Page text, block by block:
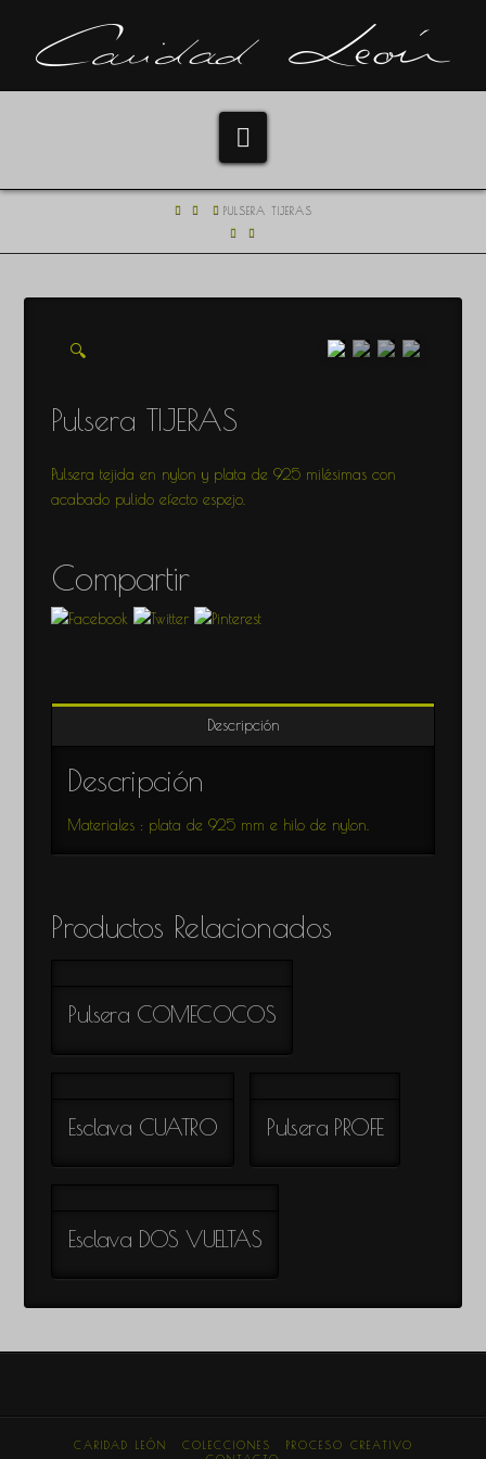
HOME PULSERA TIJERAS
🔍
Pulsera TIJERAS
Pulsera tejida en nylon y plata de 925 milésimas con
acabado pulido efecto espejo.
Compartir
Descripción
Descripción
Materiales : plata de 925 mm e hilo de nylon.
Productos Relacionados
Pulsera COMECOCOS
Esclava CUATRO Pulsera PROFE
Esclava DOS VUELTAS
CARIDAD LEÓN COLECCIONES
PROCESO CREATIVO